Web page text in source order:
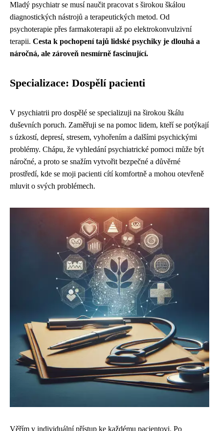
Mladý psychiatr se musí naučit pracovat s širokou škálou
diagnostických nástrojů a terapeutických metod. Od
psychoterapie přes farmakoterapii až po elektrokonvulzivní
terapii. Cesta k pochopení tajů lidské psychiky je dlouhá a
náročná, ale zároveň nesmírně fascinující.
Specializace: Dospělí pacienti
V psychiatrii pro dospělé se specializuji na širokou škálu
duševních poruch. Zaměřuji se na pomoc lidem, kteří se potýkají
s úzkostí, depresí, stresem, vyhořením a dalšími psychickými
problémy. Chápu, že vyhledání psychiatrické pomoci může být
náročné, a proto se snažím vytvořit bezpečné a důvěrné
prostředí, kde se moji pacienti cítí komfortně a mohou otevřeně
mluvit o svých problémech.
Věřím v individuální přístup ke každému pacientovi. Po